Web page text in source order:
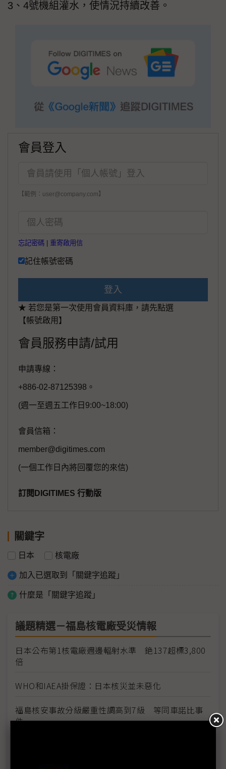
3、4號機組灌水，使情況持續改善。
會員登入
【範例：user@company.com】
忘記密碼 重寄啟用信
記住帳號密碼
登入
★ 若您是第一次使用會員資料庫，請先點選
【帳號啟用】
會員服務申請/試用
申請專線：
+886-02-87125398。
(週一至週五工作日9:00~18:00)
會員信箱：
member@digitimes.com
(一個工作日內將回覆您的來信)
訂閱DIGITIMES 行動版
關鍵字
日本 核電廠
加入已選取到「關鍵字追蹤」
什麼是「關鍵字追蹤」
議題精選－福島核電廠受災情報
日本公布第1核電廠週邊輻射水準 銫137超標3,800
倍
WHO和IAEA掛保證：日本核災並未惡化
福島核安事故分級嚴重性調高到7級 等同車諾比事
件